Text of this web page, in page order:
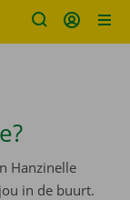
Hanzinelle
in de buurt.